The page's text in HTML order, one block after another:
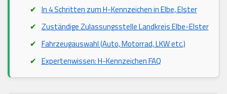
In 4 Schritten zum H-Kennzeichen in Elbe, Elster
Zuständige Zulassungsstelle Landkreis Elbe-Elster
Fahrzeugauswahl (Auto, Motorrad, LKW etc.)
Expertenwissen: H-Kennzeichen FAQ